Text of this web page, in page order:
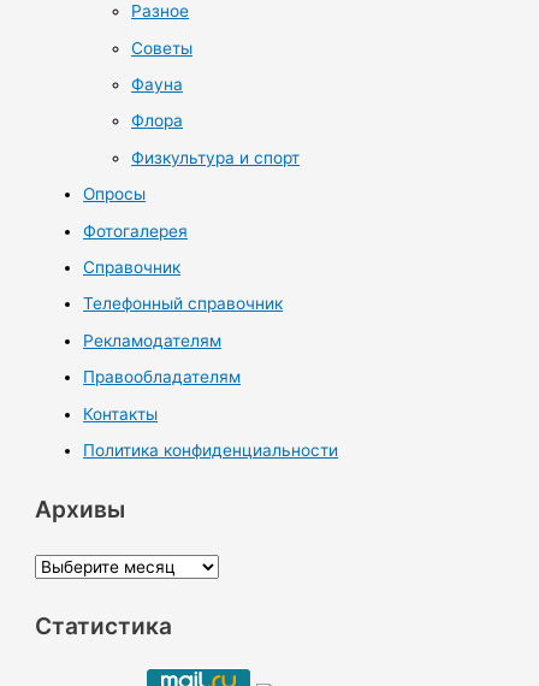
Разное
Советы
Фауна
Флора
Физкультура и спорт
Опросы
Фотогалерея
Справочник
Телефонный справочник
Рекламодателям
Правообладателям
Контакты
Политика конфиденциальности
Архивы
А
х
Статистика